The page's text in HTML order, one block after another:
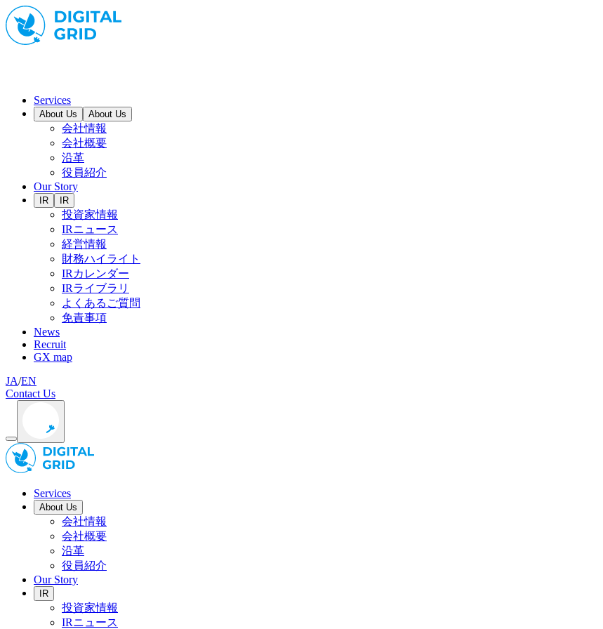
Services
About Us About Us
会社情報
会社概要
沿革
役員紹介
Our Story
IR IR
投資家情報
IRニュース
経営情報
財務ハイライト
IRカレンダー
IRライブラリ
よくあるご質問
免責事項
News
Recruit
GX map
JA/EN
Contact Us
Services
About Us
会社情報
会社概要
沿革
役員紹介
Our Story
IR
投資家情報
IRニュース